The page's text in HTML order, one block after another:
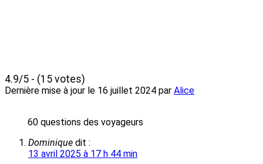
4.9/5 - (15 votes)
Dernière mise à jour le 16 juillet 2024 par Alice
60 questions des voyageurs
Dominique dit :
13 avril 2025 à 17 h 44 min